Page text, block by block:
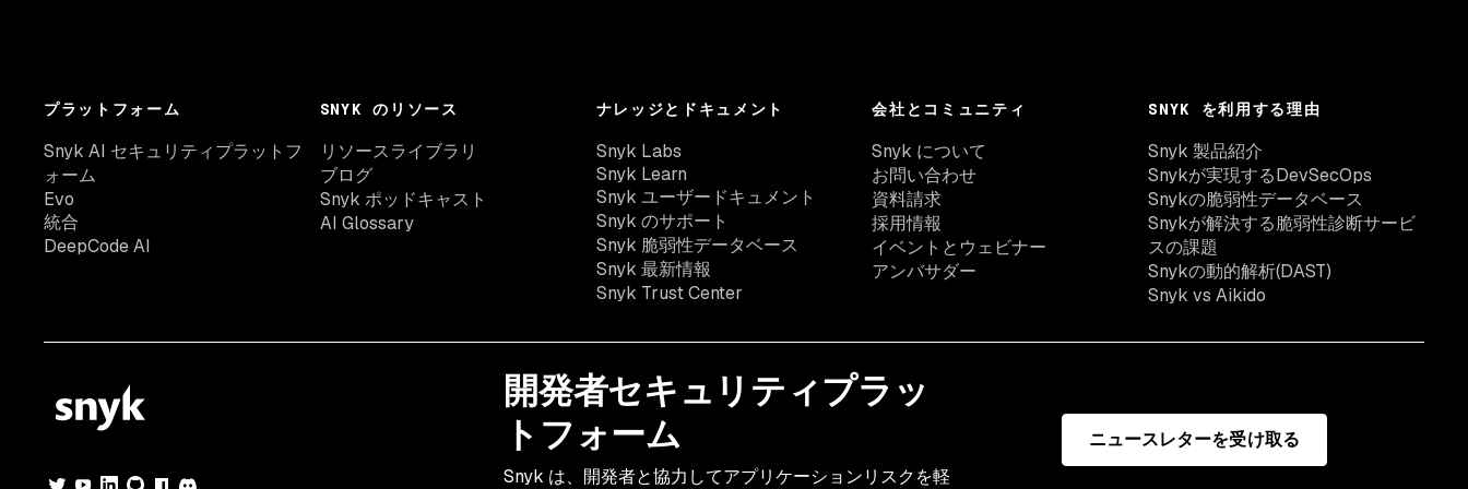
プラットフォーム
Snyk AI セキュリティプラットフ
ォーム
Evo
統合
DeepCode AI
SNYK のリソース
リソースライブラリ
ブログ
Snyk ポッドキャスト
AI Glossary
ナレッジとドキュメント
Snyk Labs
Snyk Learn
Snyk ユーザードキュメント
Snyk のサポート
Snyk 脆弱性データベース
Snyk 最新情報
Snyk Trust Center
会社とコミュニティ
Snyk について
お問い合わせ
資料請求
採用情報
イベントとウェビナー
アンバサダー
SNYK を利用する理由
Snyk 製品紹介
Snykが実現するDevSecOps
Snykの脆弱性データベース
Snykが解決する脆弱性診断サービ
スの課題
Snykの動的解析(DAST)
Snyk vs Aikido
開発者セキュリティプラッ
トフォーム
Snyk は、開発者と協力してアプリケーションリスクを軽
ニュースレターを受け取る